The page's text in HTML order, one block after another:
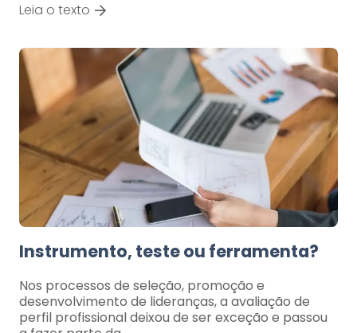
Leia o texto
Instrumento, teste ou ferramenta?
Nos processos de seleção, promoção e
desenvolvimento de lideranças, a avaliação de
perfil profissional deixou de ser exceção e passou